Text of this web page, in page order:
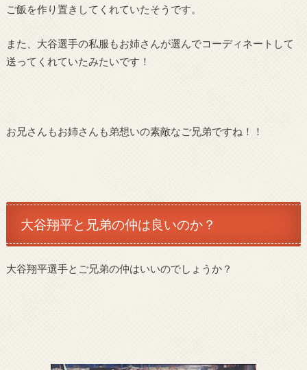
ご飯を作り置きしてくれていたそうです。
また、大谷選手の私服もお姉さんが選んでコーディネートして
送ってくれていたみたいです！
お兄さんもお姉さんも弟想いの素敵なご兄弟ですね！！
大谷翔平と兄弟の仲は良いのか？
大谷翔平選手とご兄弟の仲はいいのでしょうか？